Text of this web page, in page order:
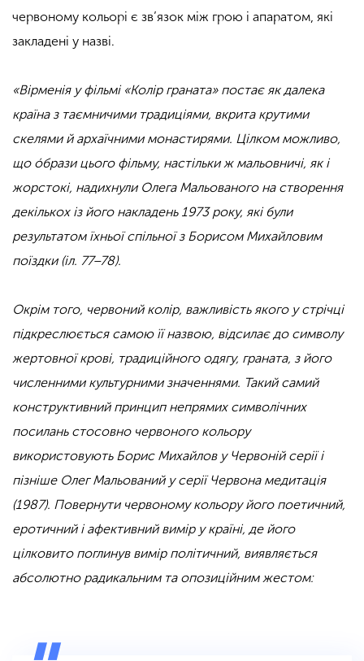
червоному кольорі є зв’язок між грою і апаратом, які
закладені у назві.
«Вірменія у фільмі «Колір граната» постає як далека
країна з таємничими традиціями, вкрита крутими
скелями й архаїчними монастирями. Цілком можливо,
що óбрази цього фільму, настільки ж мальовничі, як і
жорстокі, надихнули Олега Мальованого на створення
декількох із його накладень 1973 року, які були
результатом їхньої спільної з Борисом Михайловим
поїздки (іл. 77–78).
Окрім того, червоний колір, важливість якого у стрічці
підкреслюється самою її назвою, відсилає до символу
жертовної крові, традиційного одягу, граната, з його
численними культурними значеннями. Такий самий
конструктивний принцип непрямих символічних
посилань стосовно червоного кольору
використовують Борис Михайлов у Червоній серіїі
пізніше Олег Мальований у серіїЧервона медитація
(1987). Повернути червоному кольору його поетичний,
еротичний і афективний вимір у країні, де його
цілковито поглинув вимір політичний, виявляється
абсолютно радикальним та опозиційним жестом: